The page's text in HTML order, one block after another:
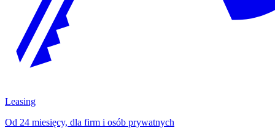
Leasing
Od 24 miesięcy, dla firm i osób prywatnych